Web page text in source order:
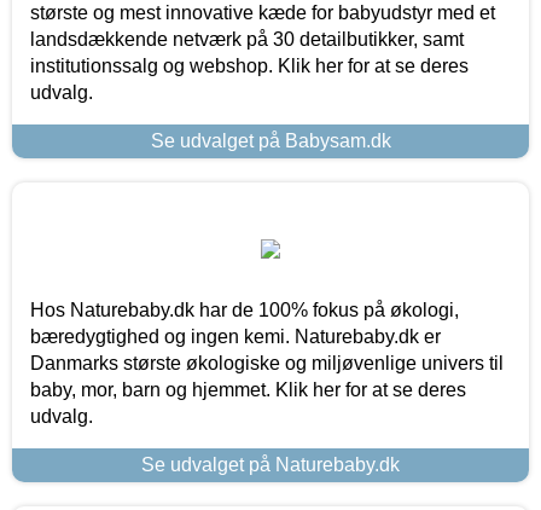
største og mest innovative kæde for babyudstyr med et
landsdækkende netværk på 30 detailbutikker, samt
institutionssalg og webshop. Klik her for at se deres
udvalg.
Se udvalget på Babysam.dk
Hos Naturebaby.dk har de 100% fokus på økologi,
bæredygtighed og ingen kemi. Naturebaby.dk er
Danmarks største økologiske og miljøvenlige univers til
baby, mor, barn og hjemmet. Klik her for at se deres
udvalg.
Se udvalget på Naturebaby.dk